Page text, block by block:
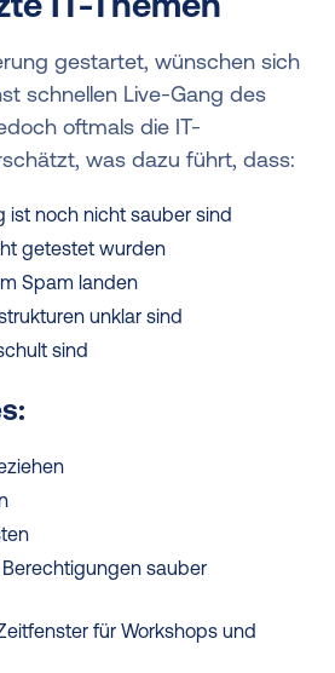
gestartet, wünschen sich
schnellen Live-Gang des
oftmals die IT-
was dazu führt, dass:
ist noch nicht sauber sind
getestet wurden
Spam landen
unklar sind
sind
sauber
für Workshops und